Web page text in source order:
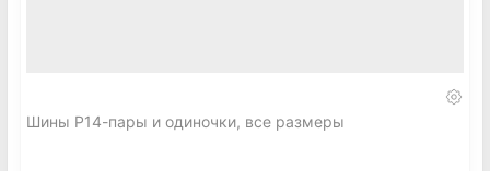
Шины Р14-пары и одиночки, все размеры